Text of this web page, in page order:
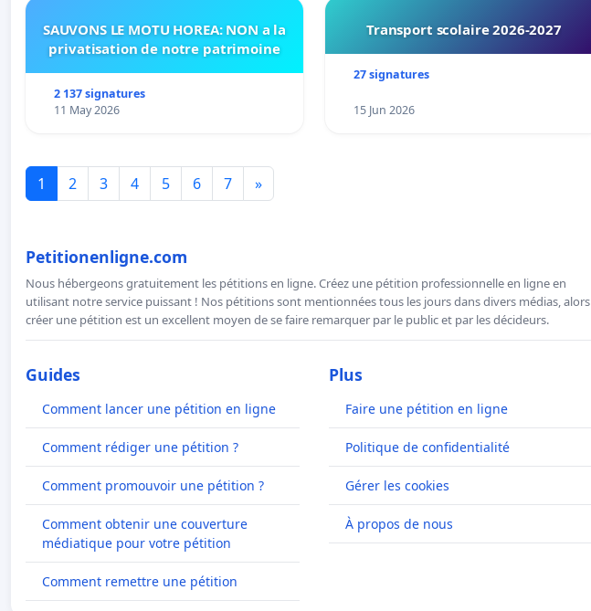
SAUVONS LE MOTU HOREA: NON a la
privatisation de notre patrimoine
2 137 signatures
11 May 2026
Transport scolaire 2026-2027
27 signatures
15 Jun 2026
1 2 3 4 5 6 7 »
Petitionenligne.com
Nous hébergeons gratuitement les pétitions en ligne. Créez une pétition professionnelle en ligne en
utilisant notre service puissant ! Nos pétitions sont mentionnées tous les jours dans divers médias, alors
créer une pétition est un excellent moyen de se faire remarquer par le public et par les décideurs.
Guides
Comment lancer une pétition en ligne
Comment rédiger une pétition ?
Comment promouvoir une pétition ?
Comment obtenir une couverture
médiatique pour votre pétition
Comment remettre une pétition
Plus
Faire une pétition en ligne
Politique de confidentialité
Gérer les cookies
À propos de nous